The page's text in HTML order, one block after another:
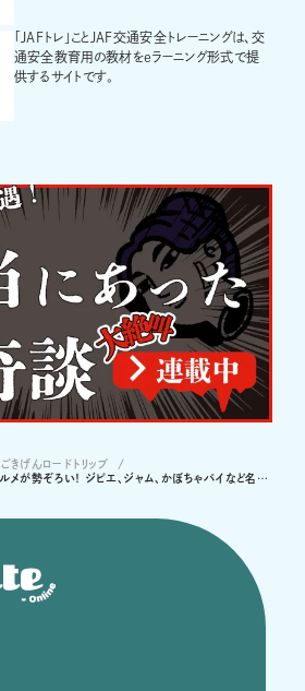
「JAFトレ」ことJAF交通安全トレーニングは、交
通安全教育用の教材をeラーニング形式で提
供するサイトです。
ごきげんロードトリップ
熊本県山都町・美里町自慢のグルメが勢ぞろい！ ジビエ、ジャム、かぼちゃパイなど名産品をプレゼント